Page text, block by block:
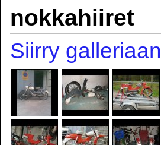
nokkahiiret
Siirry galleriaan